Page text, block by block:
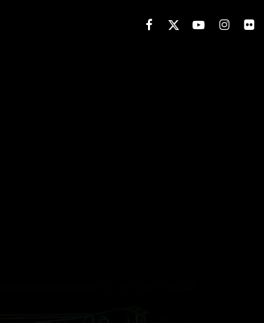
X-
FACEBOOK YOUTUBE